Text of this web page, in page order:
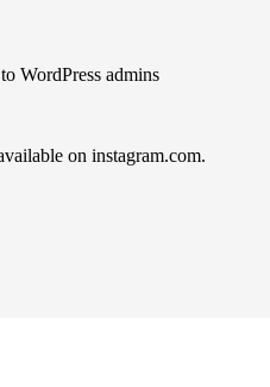
WordPress admins
on instagram.com.